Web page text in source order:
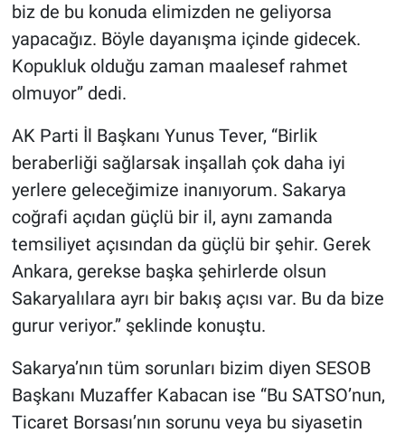
biz de bu konuda elimizden ne geliyorsa
yapacağız. Böyle dayanışma içinde gidecek.
Kopukluk olduğu zaman maalesef rahmet
olmuyor” dedi.
AK Parti İl Başkanı Yunus Tever, “Birlik
beraberliği sağlarsak inşallah çok daha iyi
yerlere geleceğimize inanıyorum. Sakarya
coğrafi açıdan güçlü bir il, aynı zamanda
temsiliyet açısından da güçlü bir şehir. Gerek
Ankara, gerekse başka şehirlerde olsun
Sakaryalılara ayrı bir bakış açısı var. Bu da bize
gurur veriyor.” şeklinde konuştu.
Sakarya’nın tüm sorunları bizim diyen SESOB
Başkanı Muzaffer Kabacan ise “Bu SATSO’nun,
Ticaret Borsası’nın sorunu veya bu siyasetin